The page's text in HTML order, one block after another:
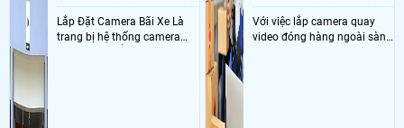
Lắp Đặt Camera Bãi Xe Là
trang bị hệ thống camera
Với việc lắp camera quay
video đóng hàng ngoài sàn